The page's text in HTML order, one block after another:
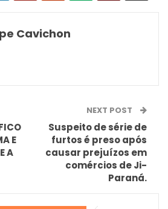
Cavichon
E
A
NEXT POST
Suspeito de série de
furtos é preso após
causar prejuízos em
comércios de Ji-
Paraná.